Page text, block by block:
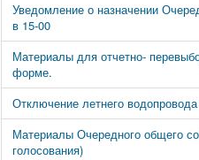
Уведомление о назначении
в 15-00
Материалы для отчетно-
форме.
Отключение летнего
Материалы Очередного общего
голосования)